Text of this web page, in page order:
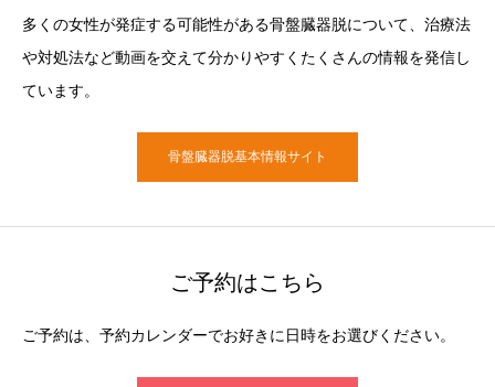
多くの女性が発症する可能性がある骨盤臓器脱について、治療法
や対処法など動画を交えて分かりやすくたくさんの情報を発信し
ています。
骨盤臓器脱基本情報サイト
ご予約はこちら
ご予約は、予約カレンダーでお好きに日時をお選びください。